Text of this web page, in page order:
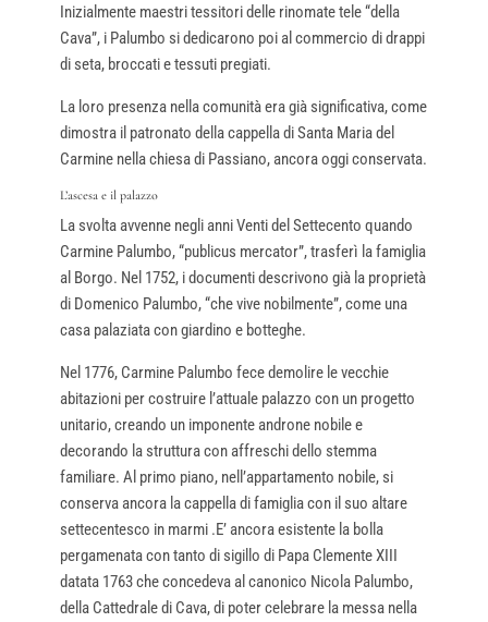
Inizialmente maestri tessitori delle rinomate tele “della
Cava”, i Palumbo si dedicarono poi al commercio di drappi
di seta, broccati e tessuti pregiati.
La loro presenza nella comunità era già significativa, come
dimostra il patronato della cappella di Santa Maria del
Carmine nella chiesa di Passiano, ancora oggi conservata.
L’ascesa e il palazzo
La svolta avvenne negli anni Venti del Settecento quando
Carmine Palumbo, “publicus mercator”, trasferì la famiglia
al Borgo. Nel 1752, i documenti descrivono già la proprietà
di Domenico Palumbo, “che vive nobilmente”, come una
casa palaziata con giardino e botteghe.
Nel 1776, Carmine Palumbo fece demolire le vecchie
abitazioni per costruire l’attuale palazzo con un progetto
unitario, creando un imponente androne nobile e
decorando la struttura con affreschi dello stemma
familiare. Al primo piano, nell’appartamento nobile, si
conserva ancora la cappella di famiglia con il suo altare
settecentesco in marmi .E’ ancora esistente la bolla
pergamenata con tanto di sigillo di Papa Clemente XIII
datata 1763 che concedeva al canonico Nicola Palumbo,
della Cattedrale di Cava, di poter celebrare la messa nella